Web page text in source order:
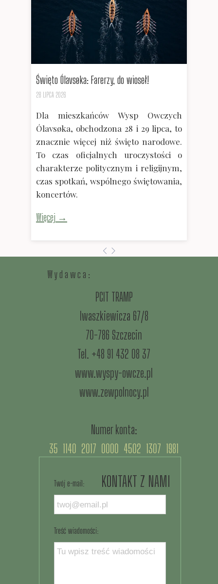
Święto Ólavsøka: Farerzy, do wioseł!
28 LIPCA 2026
Dla mieszkańców Wysp Owczych
Ólavsøka, obchodzona 28 i 29 lipca, to
znacznie więcej niż święto narodowe.
To czas oficjalnych uroczystości o
charakterze politycznym i religijnym,
czas spotkań, wspólnego świętowania,
koncertów.
Więcej →
W y d a w c a :
KONTAKT Z NAMI
Twój e-mail:
Treść wiadomości:
PCIT TRAMP
Iwaszkiewicza 67/8
70-786 Szczecin
Tel. +48 91 432 08 37
www.wyspy-owcze.pl
www.zewpolnocy.pl
Numer konta:
35 1140 2017 0000 4502 1307 1981